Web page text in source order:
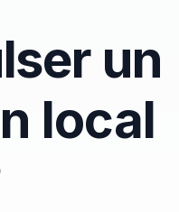
un
local